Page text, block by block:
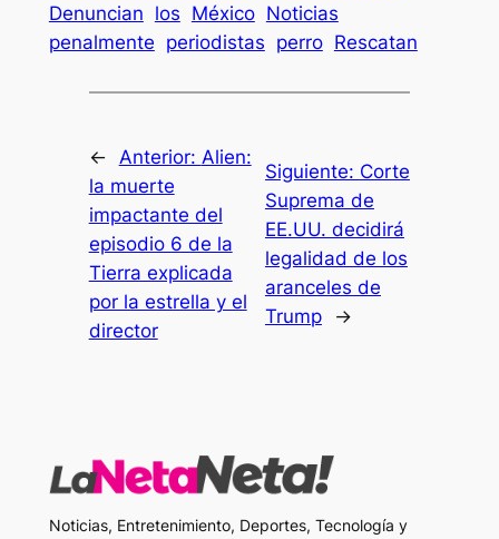
Denuncian los México Noticias
penalmente periodistas perro Rescatan
← Anterior: Alien:
la muerte
impactante del
episodio 6 de la
Tierra explicada
por la estrella y el
director
Siguiente: Corte
Suprema de
EE.UU. decidirá
legalidad de los
aranceles de
Trump
→
Noticias, Entretenimiento, Deportes, Tecnología y